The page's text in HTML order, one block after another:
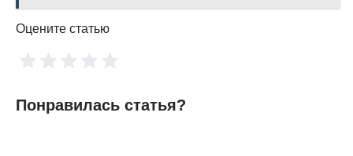
Оцените статью
Понравилась статья?